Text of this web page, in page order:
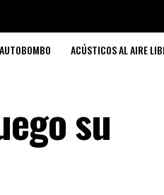
AUTOBOMBO ACÚSTICOS AL AIRE
su